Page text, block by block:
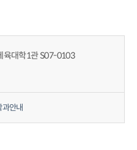
육대학1관 S07-0103
과안내